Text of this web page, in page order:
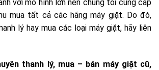
với mô hình lớn nên chúng tôi cung cấp
mua tất cả các hãng máy giặt. Do đó,
lý hay mua các loại máy giặt, hãy liên
thanh lý, mua – bán máy giặt cũ,